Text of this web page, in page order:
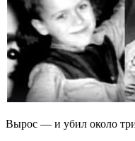
Вырос — и убил около